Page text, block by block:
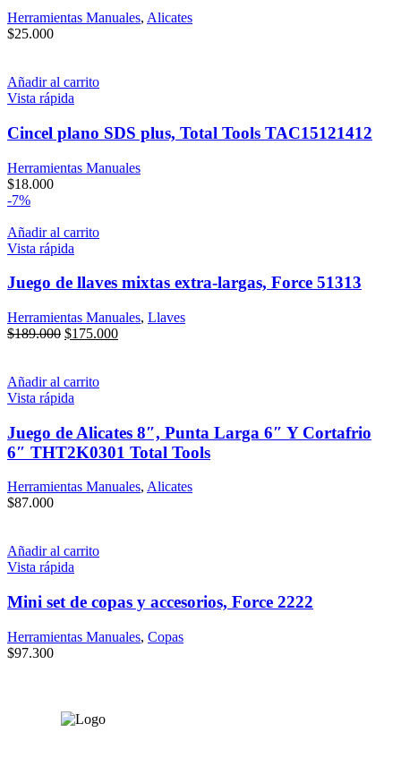
Herramientas Manuales, Alicates
$25.000
Añadir al carrito
Vista rápida
Cincel plano SDS plus, Total Tools TAC15121412
Herramientas Manuales
$18.000
-7%
Añadir al carrito
Vista rápida
Juego de llaves mixtas extra-largas, Force 51313
Herramientas Manuales, Llaves
$189.000 El
era:
$189.000.
$175.000El
Añadir al carrito
Vista rápida
Juego de Alicates 8″, Punta Larga 6″ Y Cortafrio
6″ THT2K0301 Total Tools
Herramientas Manuales, Alicates
$87.000
Añadir al carrito
Vista rápida
Mini set de copas y accesorios, Force 2222
Herramientas Manuales, Copas
$97.300